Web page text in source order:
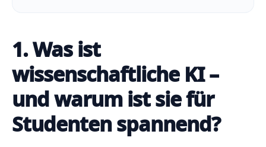
1. Was ist
wissenschaftliche KI –
und warum ist sie für
Studenten spannend?